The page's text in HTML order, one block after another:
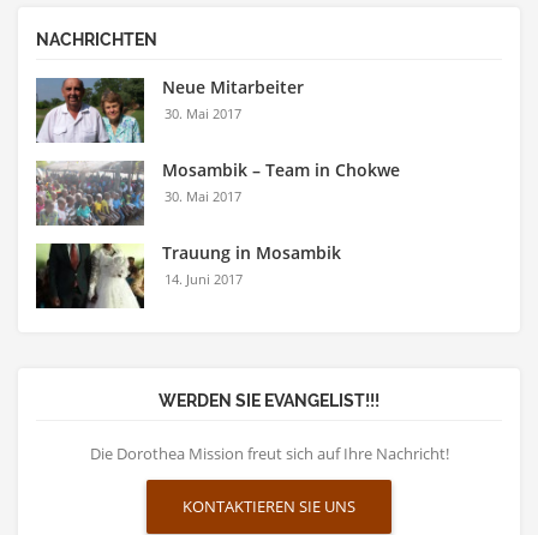
NACHRICHTEN
Neue Mitarbeiter
30. Mai 2017
Mosambik – Team in Chokwe
30. Mai 2017
Trauung in Mosambik
14. Juni 2017
WERDEN SIE EVANGELIST!!!
Die Dorothea Mission freut sich auf Ihre Nachricht!
KONTAKTIEREN SIE UNS